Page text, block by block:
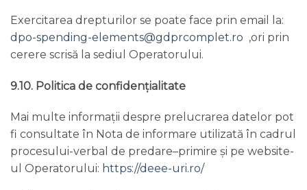
Exercitarea drepturilor se poate face prin email la:
dpo-spending-elements@gdprcomplet.ro ,ori prin
cerere scrisă la sediul Operatorului.
9.10. Politica de confidențialitate
Mai multe informații despre prelucrarea datelor pot
fi consultate în Nota de informare utilizată în cadrul
procesului-verbal de predare–primire și pe website-
ul Operatorului: https://deee-uri.ro/